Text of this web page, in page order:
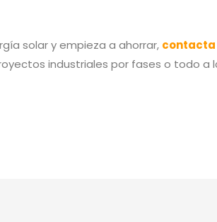
solar y empieza a ahorrar, contacta
industriales por fases o todo a